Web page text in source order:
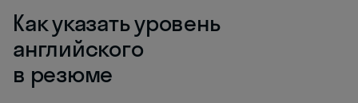
Как указать уровень
английского
в резюме